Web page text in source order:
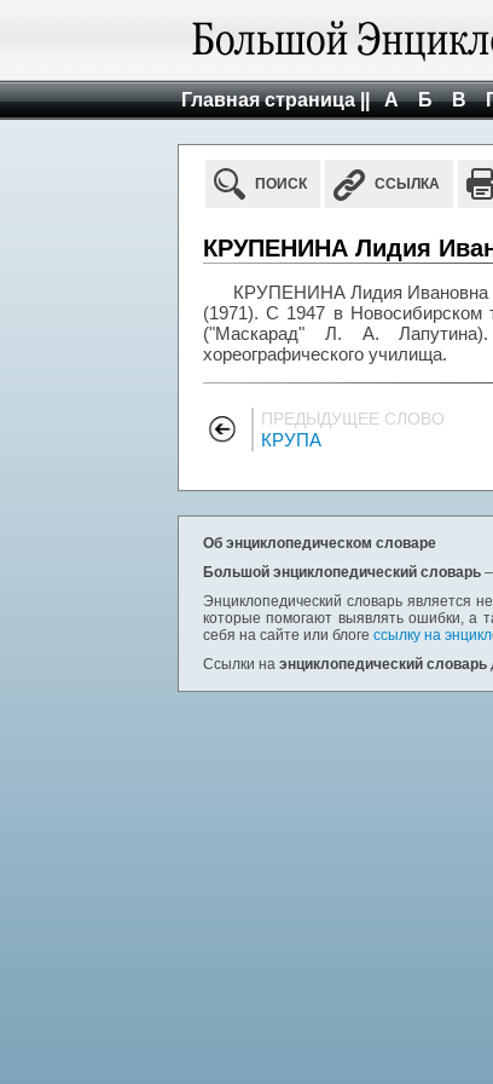
Главная страница || А Б В
ПОИСК ССЫЛКА
КРУПЕНИНА Лидия
КРУПЕНИНА Лидия Ивановна
(1971). С 1947 в Новосибирском
("Маскарад" Л. А. Лапутина).
хореографического училища.
ПРЕДЫДУЩЕЕ СЛОВО
КРУПА
Об энциклопедическом словаре
Большой энциклопедический словарь
Энциклопедический словарь является
которые помогают выявлять ошибки, а
себя на сайте или блоге ссылку на
Ссылки на энциклопедический словарь